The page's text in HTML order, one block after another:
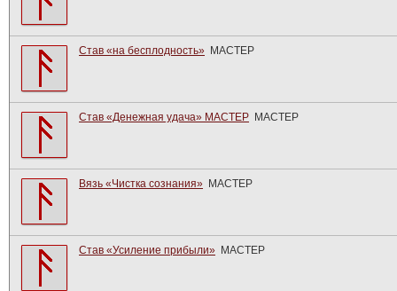
Став «на бесплодность» МАСТЕР
Став «Денежная удача» МАСТЕР МАСТЕР
Вязь «Чистка сознания» МАСТЕР
Став «Усиление прибыли» МАСТЕР